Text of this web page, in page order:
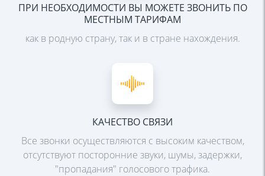
ПРИ НЕОБХОДИМОСТИ ВЫ МОЖЕТЕ ЗВОНИТЬ ПО
МЕСТНЫМ ТАРИФАМ
как в родную страну, так и в стране нахождения.
КАЧЕСТВО СВЯЗИ
Все звонки осуществляются с высоким качеством,
отсутствуют посторонние звуки, шумы, задержки,
"пропадания" голосового трафика.